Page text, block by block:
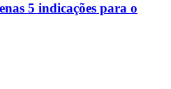
5 indicações para o